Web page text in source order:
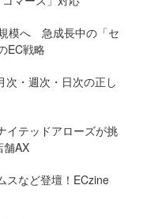
模へ 急成長中の「セ
EC戦略
次・週次・日次の正し
イテッドアローズが挑
舗AX
スなど登壇！ECzine